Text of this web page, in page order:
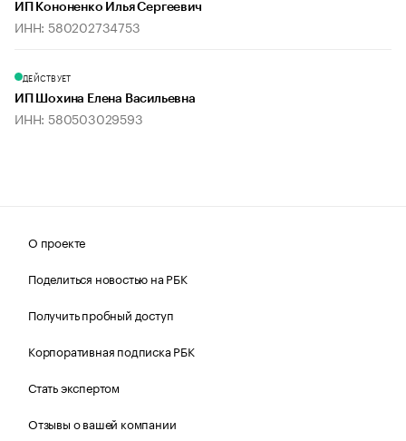
ИП Кононенко Илья Сергеевич
ИНН: 580202734753
ДЕЙСТВУЕТ
ИП Шохина Елена Васильевна
ИНН: 580503029593
О проекте
Поделиться новостью на РБК
Получить пробный доступ
Корпоративная подписка РБК
Стать экспертом
Отзывы о вашей компании